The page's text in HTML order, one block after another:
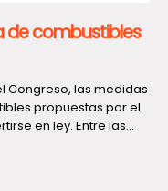
de combustibles
Congreso, las medidas
propuestas por el
en ley. Entre las...